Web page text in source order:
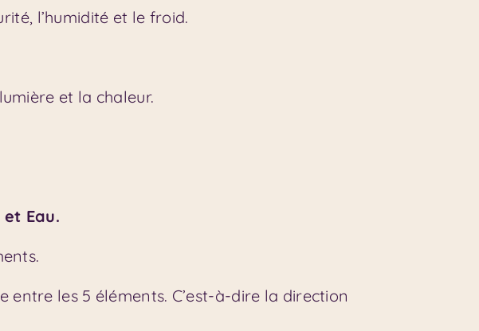
l’humidité et le froid.
et la chaleur.
Eau.
les 5 éléments. C’est-à-dire la direction